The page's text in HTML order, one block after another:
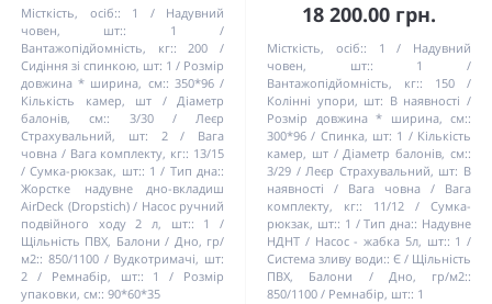
Місткість, осіб:: 1
Надувний
човен, шт::
1
Вантажопідйомність, кг::
200
Сидіння зі спинкою, шт: 1
Розмір
довжина * ширина, см:: 350*96
Кількість камер, шт / Діаметр
балонів, см::
3/30
Леєр
Страхувальний, шт:
2
Вага
човна / Вага комплекту, кг:: 13/15
Сумка-рюкзак, шт:: 1
Тип дна::
Жорстке надувне дно-вкладиш
AirDeck (Dropstich)
Насос ручний
подвійного ходу 2 л, шт::
1
Щільність ПВХ, Балони / Дно, гр/
м2:: 850/1100
Вудкотримачі, шт:
2
Ремнабір, шт:: 1
Розмір
упаковки, см:: 90*60*35
18 200.00 грн.
Місткість, осіб:: 1
Надувний
човен, шт::
1
Вантажопідйомність, кг::
150
Колінні упори, шт: В наявності
Розмір довжина * ширина, см::
300*96
Спинка, шт: 1
Кількість
камер, шт / Діаметр балонів, см::
3/29
Леєр Страхувальний, шт: В
наявності
Вага човна / Вага
комплекту, кг::
11/12
Сумка-
рюкзак, шт:: 1 Тип дна:: Надувне
НДНТ
Насос - жабка 5л, шт:: 1
Система зливу води:: Є
Щільність
ПВХ, Балони / Дно, гр/м2::
850/1100
Ремнабір, шт:: 1